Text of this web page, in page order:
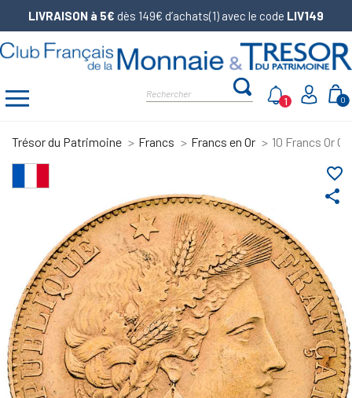
LIVRAISON à 5€ dès 149€ d’achats(1) avec le code LIV149
0
1
Trésor du Patrimoine Francs Francs en Or 10 Francs Or
share
favorite_border